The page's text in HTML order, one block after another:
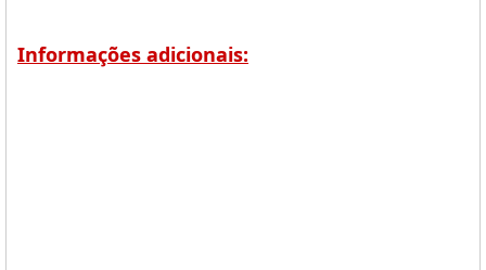
Informações adicionais: